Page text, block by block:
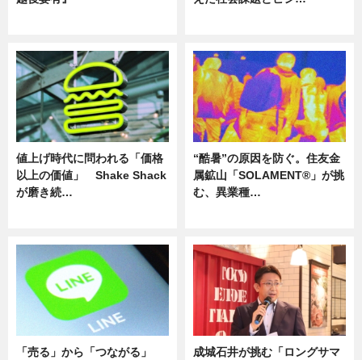
値上げ時代に問われる「価格
以上の価値」 Shake Shack
が磨き続…
“酷暑”の原因を防ぐ。住友金
属鉱山「SOLAMENT®」が挑
む、異業種…
「売る」から「つながる」
成城石井が挑む「ロングサマ